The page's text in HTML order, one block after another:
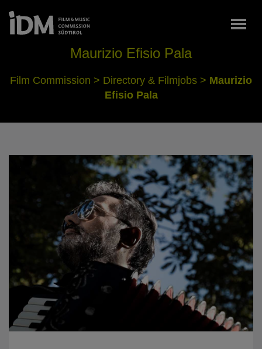
Maurizio Efisio Pala
Film Commission > Directory & Filmjobs > Maurizio
Efisio Pala